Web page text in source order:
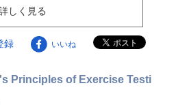
しく見る
録 いいね
Principles of Exercise Testi